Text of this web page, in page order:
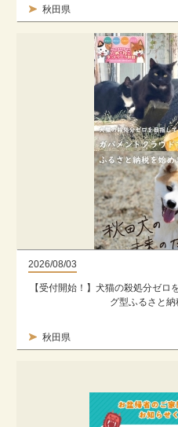
秋田県
2026/08/03
秋田県
【受付開始！】犬猫の殺処分ゼ
グ型ふるさと